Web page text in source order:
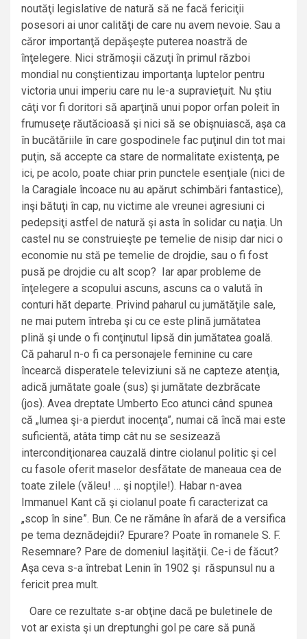
noutăţi legislative de natură să ne facă fericiţii
posesori ai unor calităţi de care nu avem nevoie. Sau a
căror importanţă depăşeşte puterea noastră de
înţelegere. Nici strămoşii căzuţi în primul război
mondial nu conştientizau importanţa luptelor pentru
victoria unui imperiu care nu le-a supravieţuit. Nu ştiu
câţi vor fi doritori să aparţină unui popor orfan poleit în
frumuseţe răutăcioasă şi nici să se obişnuiască, aşa ca
în bucătăriile în care gospodinele fac puţinul din tot mai
puţin, să accepte ca stare de normalitate existenţa, pe
ici, pe acolo, poate chiar prin punctele esenţiale (nici de
la Caragiale încoace nu au apărut schimbări fantastice),
inşi bătuţi în cap, nu victime ale vreunei agresiuni ci
pedepsiţi astfel de natură şi asta în solidar cu naţia. Un
castel nu se construieşte pe temelie de nisip dar nici o
economie nu stă pe temelie de drojdie, sau o fi fost
pusă pe drojdie cu alt scop? Iar apar probleme de
înţelegere a scopului ascuns, ascuns ca o valută în
conturi hăt departe. Privind paharul cu jumătăţile sale,
ne mai putem întreba şi cu ce este plină jumătatea
plină şi unde o fi conţinutul lipsă din jumătatea goală.
Că paharul n-o fi ca personajele feminine cu care
încearcă disperatele televiziuni să ne capteze atenţia,
adică jumătate goale (sus) şi jumătate dezbrăcate
(jos). Avea dreptate Umberto Eco atunci când spunea
că „lumea şi-a pierdut inocenţa”, numai că încă mai este
suficientă, atâta timp cât nu se sesizează
intercondiţionarea cauzală dintre ciolanul politic şi cel
cu fasole oferit maselor desfătate de maneaua cea de
toate zilele (văleu! … şi nopţile!). Habar n-avea
Immanuel Kant că şi ciolanul poate fi caracterizat ca
„scop în sine”. Bun. Ce ne rămâne în afară de a versifica
pe tema deznădejdii? Epurare? Poate în romanele S. F.
Resemnare? Pare de domeniul laşităţii. Ce-i de făcut?
Aşa ceva s-a întrebat Lenin în 1902 şi răspunsul nu a
fericit prea mult.
Oare ce rezultate s-ar obţine dacă pe buletinele de
vot ar exista şi un dreptunghi gol pe care să pună